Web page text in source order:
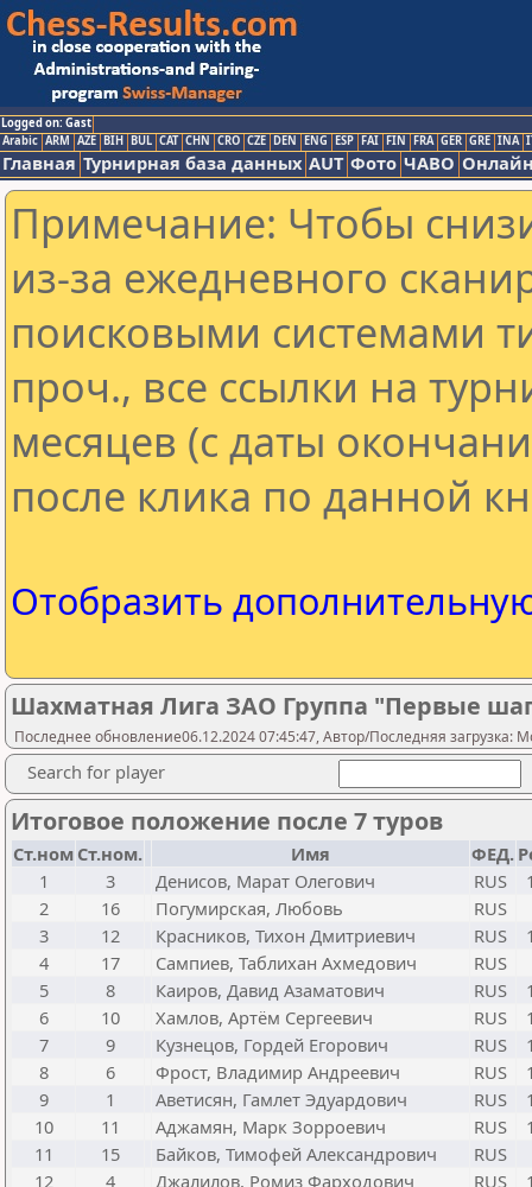
Logged on: Gast
Arabic ARM AZE BIH BUL CAT CHN CRO CZE DEN ENG ESP FAI FIN FRA GER GRE INA
Главная Турнирная база данных AUT Фото ЧАВО
Примечание: Чтобы
из-за ежедневного
поисковыми системами
проч., все ссылки на
месяцев (с даты
после клика по данной
Отобразить
Шахматная Лига ЗАО Группа "Первые
Последнее обновление06.12.2024 07:45:47, Автор/Последняя загрузка:
Search for player
Итоговое положение после 7 туров
Ст.ном Ст.ном. Имя ФЕД.
1
3 Денисов, Марат Олегович RUS
2
16 Погумирская, Любовь
RUS
3
12 Красников, Тихон Дмитриевич RUS
4
17 Сампиев, Таблихан Ахмедович
RUS
5
8 Каиров, Давид Азаматович RUS
6
10 Хамлов, Артём Сергеевич RUS
7
9 Кузнецов, Гордей Егорович RUS
8
6 Фрост, Владимир Андреевич RUS
9
1 Аветисян, Гамлет Эдуардович RUS
10
11 Аджамян, Марк Зорроевич RUS
11
15 Байков, Тимофей Александрович
RUS
12
4 Джалилов, Ромиз Фарходович RUS